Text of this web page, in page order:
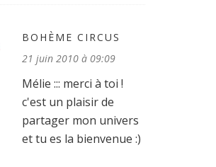
BOHÈME CIRCUS
21 juin 2010 à 09:09
Mélie ::: merci à toi !
c'est un plaisir de
partager mon univers
et tu es la bienvenue :)